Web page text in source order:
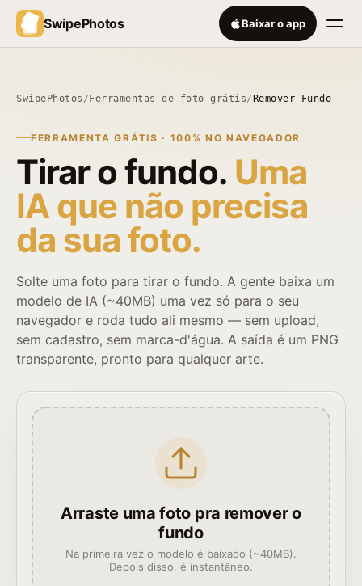
SwipePhotos Baixar o app
SwipePhotos / Ferramentas de foto grátis/ Remover Fundo
FERRAMENTA GRÁTIS · 100% NO NAVEGADOR
Tirar o fundo. Uma
IA que não precisa
da sua foto.
Solte uma foto para tirar o fundo. A gente baixa um
modelo de IA (~40MB) uma vez só para o seu
navegador e roda tudo ali mesmo — sem upload,
sem cadastro, sem marca-d'água. A saída é um PNG
transparente, pronto para qualquer arte.
Arraste uma foto pra remover o
fundo
Na primeira vez o modelo é baixado (~40MB).
Depois disso, é instantâneo.